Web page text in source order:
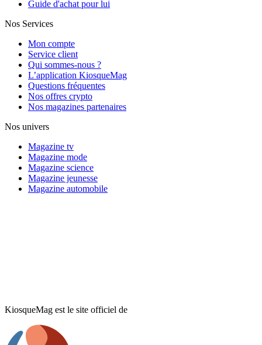
Guide d'achat pour lui
Nos Services
Mon compte
Service client
Qui sommes-nous ?
L’application KiosqueMag
Questions fréquentes
Nos offres crypto
Nos magazines partenaires
Nos univers
Magazine tv
Magazine mode
Magazine science
Magazine jeunesse
Magazine automobile
KiosqueMag est le site officiel de